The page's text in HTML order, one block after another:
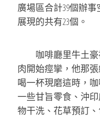
廣場區合計39個辦
展現的共有23個。
咖啡廳里牛土豪
肉開始痙攣，他那
喝一杯現磨這時，
一些甘旨零食、沖
物干洗、花草預訂